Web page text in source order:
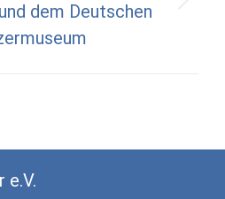
Nächster
Beitrag:
dem Deutschen
e.V.